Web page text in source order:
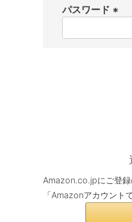
パスワード
必
Amazon.co.jpにご登録
「Amazonアカウント